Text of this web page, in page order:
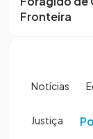
Fronteira
Notícias
Justiça